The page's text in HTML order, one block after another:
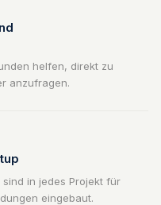
helfen, direkt zu
anzufragen.
in jedes Projekt für
eingebaut.